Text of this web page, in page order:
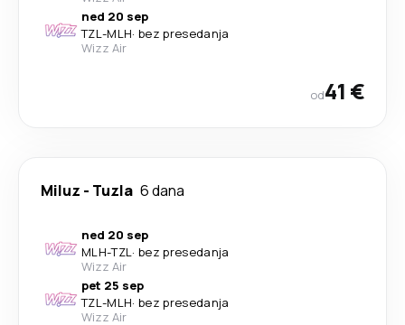
ned 20 sep
TZL-MLH· bez presedanja
Wizz Air
od41 €
Miluz - Tuzla 6 dana
ned 20 sep
MLH-TZL· bez presedanja
Wizz Air
pet 25 sep
TZL-MLH· bez presedanja
Wizz Air